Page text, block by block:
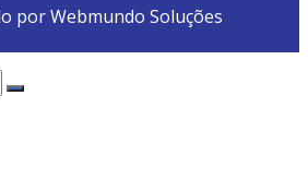
por Webmundo Soluções